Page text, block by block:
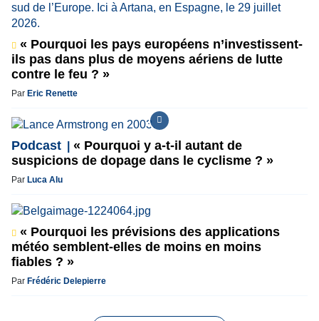
« Pourquoi les pays européens n’investissent-
ils pas dans plus de moyens aériens de lutte
contre le feu ? »
Par Eric Renette
Podcast
« Pourquoi y a-t-il autant de
suspicions de dopage dans le cyclisme ? »
Par Luca Alu
« Pourquoi les prévisions des applications
météo semblent-elles de moins en moins
fiables ? »
Par Frédéric Delepierre